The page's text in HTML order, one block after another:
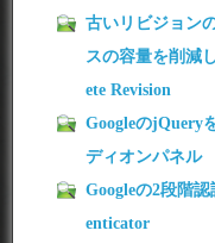
古いリビジョン
スの容量を削減
ete Revision
GoogleのjQuery
ディオンパネル
Googleの2段階
enticator